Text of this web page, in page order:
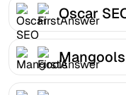
Oscar